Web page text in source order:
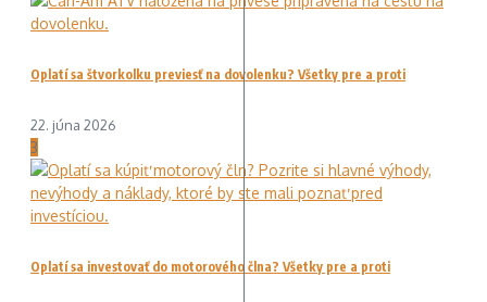
Oplatí sa štvorkolku previesť na dovolenku? Všetky pre a proti
22. júna 2026
3
Oplatí sa investovať do motorového člna? Všetky pre a proti